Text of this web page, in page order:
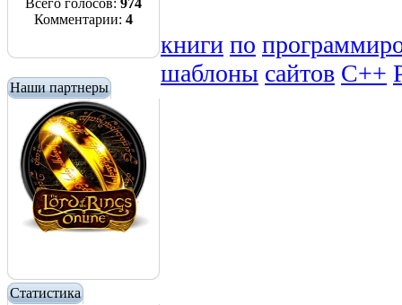
Всего голосов: 974
Комментарии: 4
Наши партнеры
Статистика
книги по
шаблоны сайтов C++